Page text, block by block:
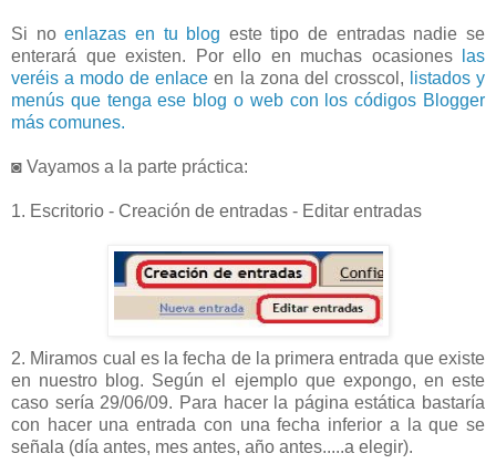
Si noenlazas en tu blog este tipo de entradas nadie se
enterará que existen. Por ello en muchas ocasiones
las
veréis a modo de enlaceen la zona del crosscol, listados y
menús que tenga ese blog o web con los códigos Blogger
más comunes.
◙ Vayamos a la parte práctica:
1. Escritorio - Creación de entradas - Editar entradas
2. Miramos cual es la fecha de la primera entrada que existe
en nuestro blog. Según el ejemplo que expongo, en este
caso sería 29/06/09. Para hacer la página estática bastaría
con hacer una entrada con una fecha inferior a la que se
señala (día antes, mes antes, año antes.....a elegir).